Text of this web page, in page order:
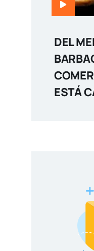
DEL
ESTÁ